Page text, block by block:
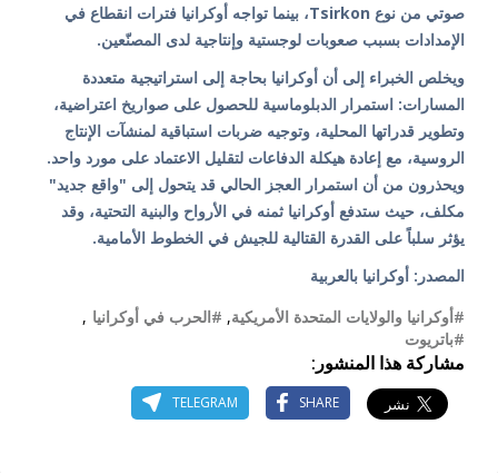
صوتي من نوع Tsirkon، بينما تواجه أوكرانيا فترات انقطاع في
الإمدادات بسبب صعوبات لوجستية وإنتاجية لدى المصنّعين.
ويخلص الخبراء إلى أن أوكرانيا بحاجة إلى استراتيجية متعددة
المسارات: استمرار الدبلوماسية للحصول على صواريخ اعتراضية،
وتطوير قدراتها المحلية، وتوجيه ضربات استباقية لمنشآت الإنتاج
الروسية، مع إعادة هيكلة الدفاعات لتقليل الاعتماد على مورد واحد.
ويحذرون من أن استمرار العجز الحالي قد يتحول إلى "واقع جديد"
مكلف، حيث ستدفع أوكرانيا ثمنه في الأرواح والبنية التحتية، وقد
يؤثر سلباً على القدرة القتالية للجيش في الخطوط الأمامية.
المصدر: أوكرانيا بالعربية
#أوكرانيا والولايات المتحدة الأمريكية, #الحرب في أوكرانيا ,
#باتريوت
مشاركة هذا المنشور:
SHARE
TELEGRAM